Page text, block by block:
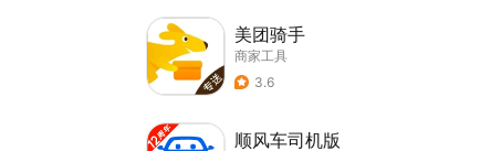
美团骑手
商家工具
3.6
顺风车司机版